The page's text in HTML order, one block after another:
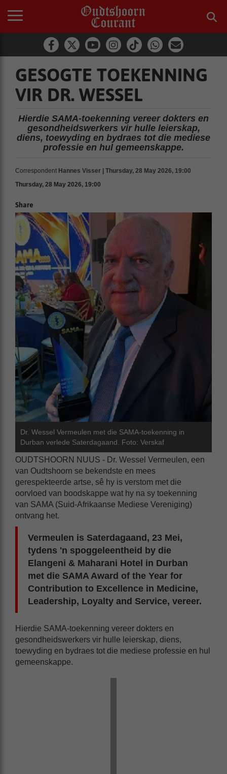
GESOGTE TOEKENNING
VIR DR. WESSEL
Hierdie SAMA-toekenning vereer dokters en
gesondheidswerkers vir hulle leierskap,
diens, toewyding en bydraes tot die mediese
professie en hul gemeenskappe.
Correspondent Hannes Visser | Thursday, 28 May 2026, 19:00
Thursday, 28 May 2026, 19:00
Share
Dr. Wessel Vermeulen met die SAMA-toekenning in
Durban verlede Saterdagaand. Foto: Verskaf
OUDTSHOORN NUUS - Dr. Wessel Vermeulen, een
van Oudtshoorn se bekendste en mees
gerespekteerde artse, sê hy is verstom met die
oorvloed van boodskappe wat hy na sy toekenning
van SAMA (Suid-Afrikaanse Mediese Vereniging)
ontvang het.
Vermeulen is Saterdagaand, 23 Mei,
tydens 'n spoggeleentheid by die
Elangeni & Maharani Hotel in Durban
met die SAMA Award of the Year for
Contribution to Excellence in Medicine,
Leadership, Loyalty and Service, vereer.
Hierdie SAMA-toekenning vereer dokters en
gesondheidswerkers vir hulle leierskap, diens,
toewyding en bydraes tot die mediese professie en hul
gemeenskappe.